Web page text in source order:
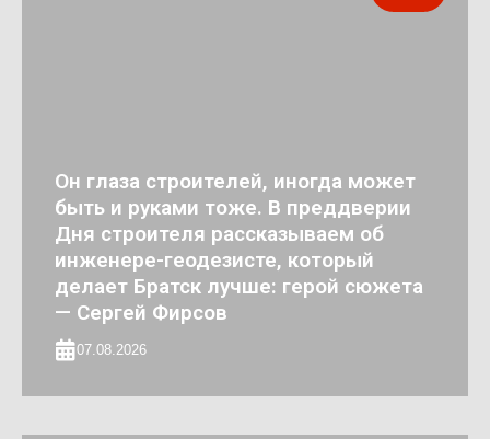
Он глаза строителей, иногда может
быть и руками тоже. В преддверии
Дня строителя рассказываем об
инженере-геодезисте, который
делает Братск лучше: герой сюжета
— Сергей Фирсов
07.08.2026